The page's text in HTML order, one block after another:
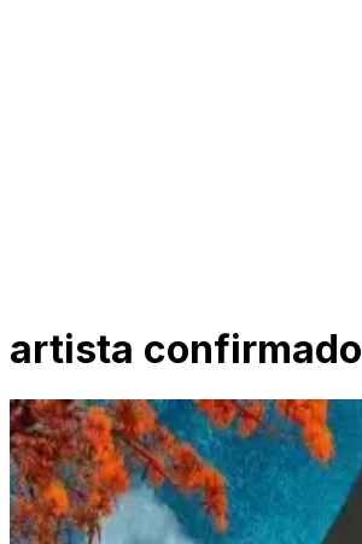
artista confirmado